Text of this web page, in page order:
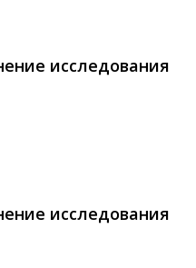
исследования
исследования